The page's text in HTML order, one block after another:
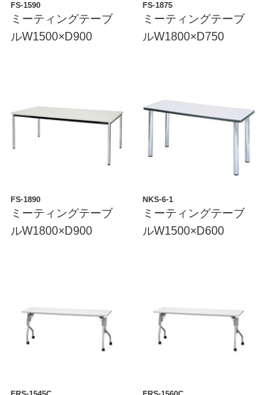
FS-1590
ミーティングテーブ
ルW1500×D900
FS-1875
ミーティングテーブ
ルW1800×D750
FS-1890
ミーティングテーブ
ルW1800×D900
NKS-6-1
ミーティングテーブ
ルW1500×D600